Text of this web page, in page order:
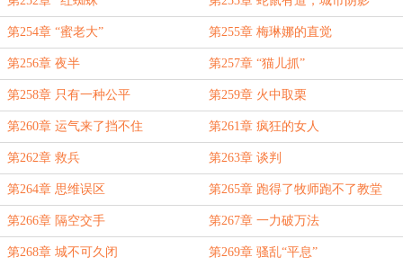
第254章 “蜜老大” 第255章 梅琳娜的直觉
第256章 夜半 第257章 “猫儿抓”
第258章 只有一种公平 第259章 火中取栗
第260章 运气来了挡不住 第261章 疯狂的女人
第262章 救兵 第263章 谈判
第264章 思维误区 第265章 跑得了牧师跑不了教堂
第266章 隔空交手 第267章 一力破万法
第268章 城不可久闭 第269章 骚乱“平息”